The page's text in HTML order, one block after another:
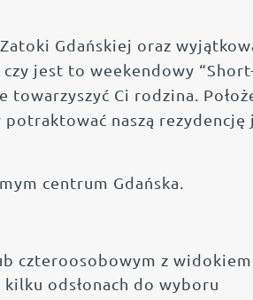
Gdańskiej oraz
jest to weekendowy
Ci rodzina.
naszą rezydencję
centrum Gdańska.
czteroosobowym z widokiem
odsłonach do wyboru